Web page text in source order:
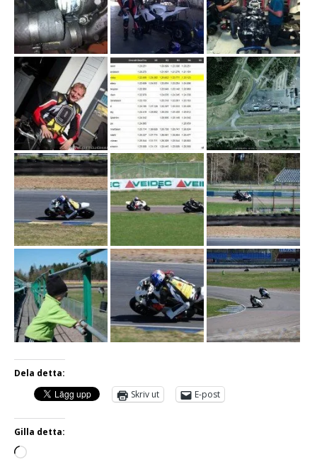
Dela detta:
Skriv ut
E-post
Gilla detta: